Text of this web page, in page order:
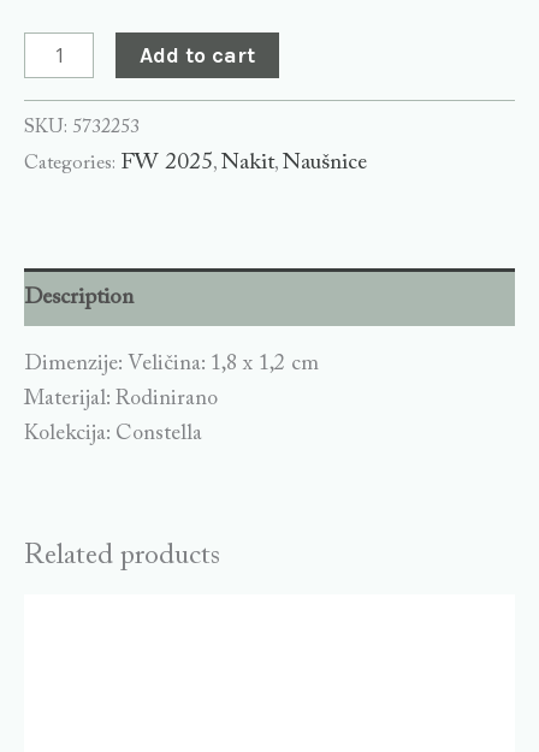
Add to cart
SKU: 5732253
Categories: FW 2025, Nakit, Naušnice
Description
Dimenzije: Veličina: 1,8 x 1,2 cm
Materijal: Rodinirano
Kolekcija: Constella
Related products